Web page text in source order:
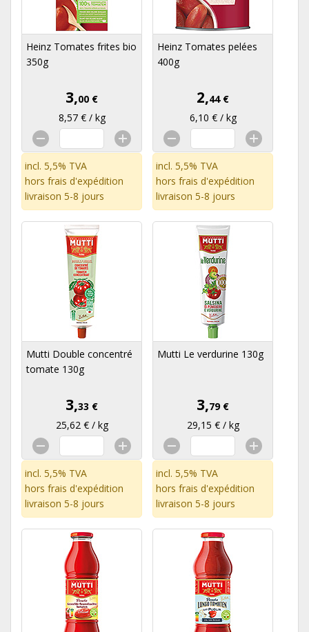
Heinz Tomates frites bio
350g
3,00 €
8,57 € / kg
incl. 5,5% TVA
hors frais d'expédition
livraison 5-8 jours
Heinz Tomates pelées
400g
2,44 €
6,10 € / kg
incl. 5,5% TVA
hors frais d'expédition
livraison 5-8 jours
Mutti Double concentré
tomate 130g
3,33 €
25,62 € / kg
incl. 5,5% TVA
hors frais d'expédition
livraison 5-8 jours
Mutti Le verdurine 130g
3,79 €
29,15 € / kg
incl. 5,5% TVA
hors frais d'expédition
livraison 5-8 jours